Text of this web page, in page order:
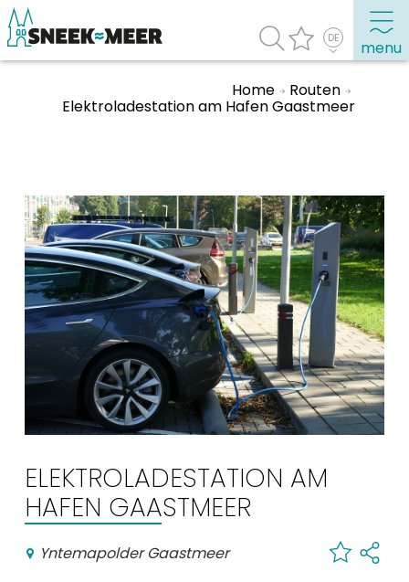
menu
Highlights
Sehenswürdigkeiten
Sehen & Erleben
Essen, Trinken, Ausgehen
Wassersport
Übernachten
Veranstaltungskalender
Häufig besuchte Seiten:
Stadtplan
Home Routen
Elektroladestation am Hafen Gaastmeer
ELEKTROLADESTATION AM
HAFEN GAASTMEER
Yntemapolder Gaastmeer